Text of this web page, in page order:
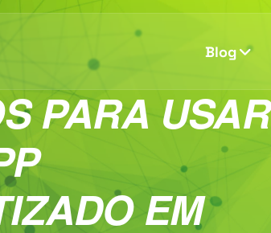
Blog
PARA USAR
EM